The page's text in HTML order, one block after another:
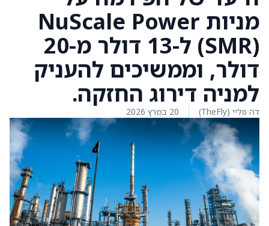
מניות NuScale Power
(SMR) ל-13 דולר מ-20
דולר, וממשיכים להעניק
למניה דירוג החזקה.
דה פליי (TheFly) 20 במרץ 2026